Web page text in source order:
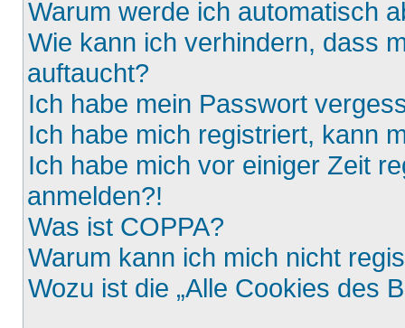
Warum werde ich automatisch
Wie kann ich verhindern, dass
auftaucht?
Ich habe mein Passwort
Ich habe mich registriert, kann
Ich habe mich vor einiger Zeit
anmelden?!
Was ist COPPA?
Warum kann ich mich nicht
Wozu ist die „Alle Cookies des